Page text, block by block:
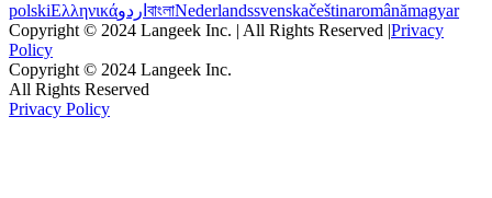
polskiΕλληνικάاردو বাংলাNederlandssvenskačeštinaromânămagyar
Copyright © 2024 Langeek Inc. | All Rights Reserved |Privacy
Policy
Copyright © 2024 Langeek Inc.
All Rights Reserved
Privacy Policy